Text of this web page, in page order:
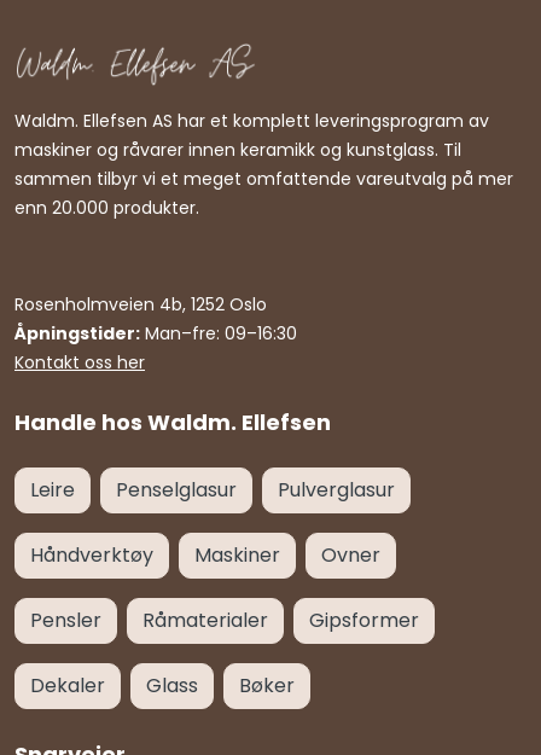
Handle hos Waldm. Ellefsen
Waldm. Ellefsen AS har et komplett leveringsprogram av
maskiner og råvarer innen keramikk og kunstglass. Til
sammen tilbyr vi et meget omfattende vareutvalg på mer
enn 20.000 produkter.
Rosenholmveien 4b, 1252 Oslo
Åpningstider: Man–fre: 09–16:30
Kontakt oss her
Leire Penselglasur Pulverglasur
Håndverktøy Maskiner Ovner
Pensler Råmaterialer Gipsformer
Dekaler Glass Bøker